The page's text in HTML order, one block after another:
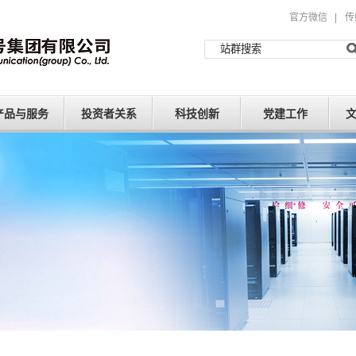
官方微信
品与服务 投资者关系 科技创新 党建工作